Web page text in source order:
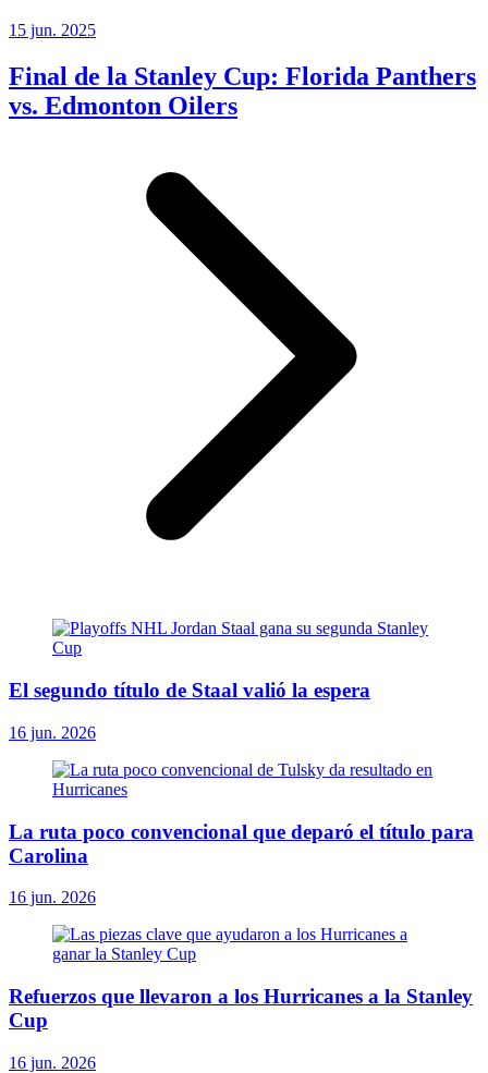
15 jun. 2025
Final de la Stanley Cup: Florida Panthers
vs. Edmonton Oilers
El segundo título de Staal valió la espera
16 jun. 2026
La ruta poco convencional que deparó el título para
Carolina
16 jun. 2026
Refuerzos que llevaron a los Hurricanes a la Stanley
Cup
16 jun. 2026